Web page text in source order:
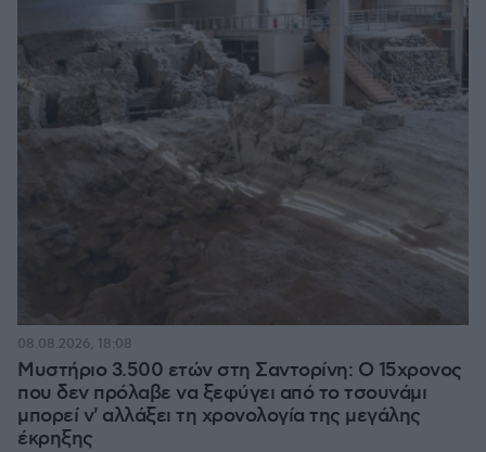
Μυστήριο 3.500 ετών στη Σαντορίνη: Ο 15χρονος
που δεν πρόλαβε να ξεφύγει από το τσουνάμι
μπορεί ν' αλλάξει τη χρονολογία της μεγάλης
έκρηξης
08.08.2026, 18:08